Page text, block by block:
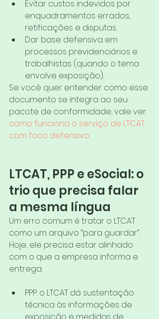
Evitar custos indevidos por
enquadramentos errados,
retificações e disputas.
Dar base defensiva em
processos previdenciários e
trabalhistas (quando o tema
envolve exposição).
Se você quer entender como esse
documento se integra ao seu
pacote de conformidade, vale ver
como funciona o serviço de LTCAT
com foco defensivo.
LTCAT, PPP e eSocial: o
trio que precisa falar
a mesma língua
Um erro comum é tratar o LTCAT
como um arquivo “para guardar”.
Hoje, ele precisa estar alinhado
com o que a empresa informa e
entrega:
PPP: o LTCAT dá sustentação
técnica às informações de